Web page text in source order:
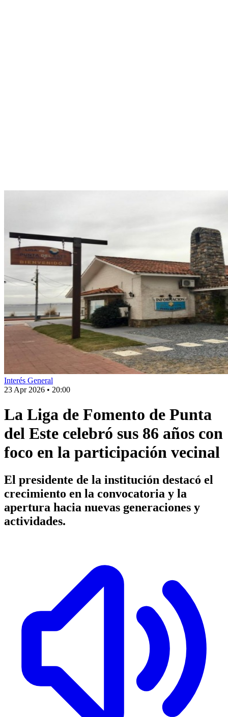
Interés General
23 Apr 2026 • 20:00
La Liga de Fomento de Punta
del Este celebró sus 86 años con
foco en la participación vecinal
El presidente de la institución destacó el
crecimiento en la convocatoria y la
apertura hacia nuevas generaciones y
actividades.